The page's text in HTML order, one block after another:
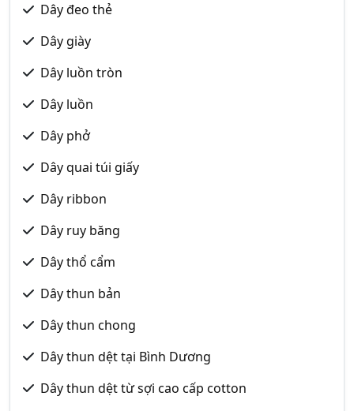
Dây đeo thẻ
Dây giày
Dây luồn tròn
Dây luồn
Dây phở
Dây quai túi giấy
Dây ribbon
Dây ruy băng
Dây thổ cẩm
Dây thun bản
Dây thun chong
Dây thun dệt tại Bình Dương
Dây thun dệt từ sợi cao cấp cotton